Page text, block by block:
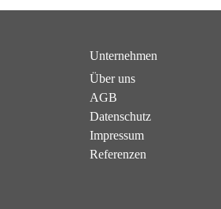
Unternehmen
Über uns
AGB
Datenschutz
Impressum
Referenzen